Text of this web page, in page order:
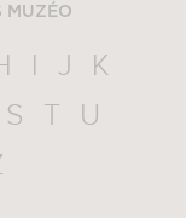
MUZÉO
I J
K
S T
U